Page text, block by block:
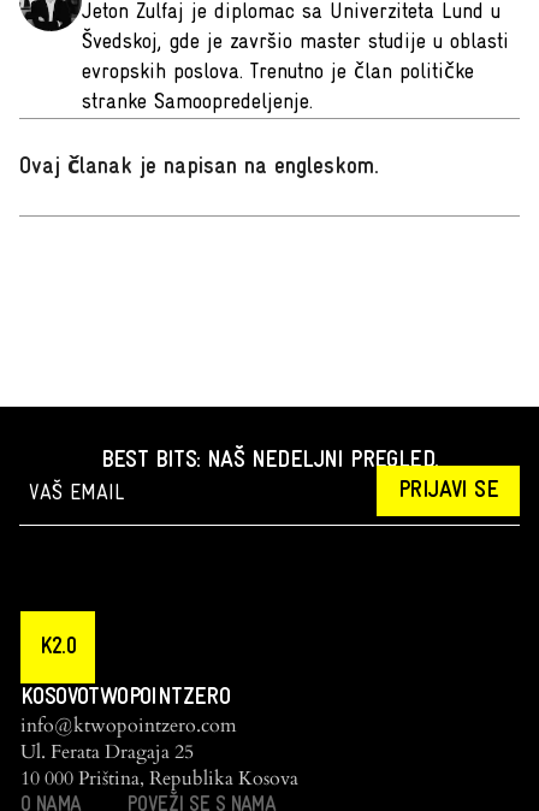
Jeton Zulfaj je diplomac sa Univerziteta Lund u
Švedskoj, gde je završio master studije u oblasti
evropskih poslova. Trenutno je član političke
stranke Samoopredeljenje.
Ovaj članak je napisan na engleskom.
BEST BITS: NAŠ NEDELJNI PREGLED.
PRIJAVI SE
K2.0
KOSOVOTWOPOINTZERO
info@ktwopointzero.com
Ul. Ferata Dragaja 25
10 000 Priština, Republika Kosova
O NAMA POVEŽI SE S NAMA